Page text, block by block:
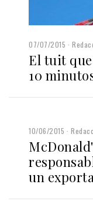
07/07/2015
El tuit
10
10/06/2015
un